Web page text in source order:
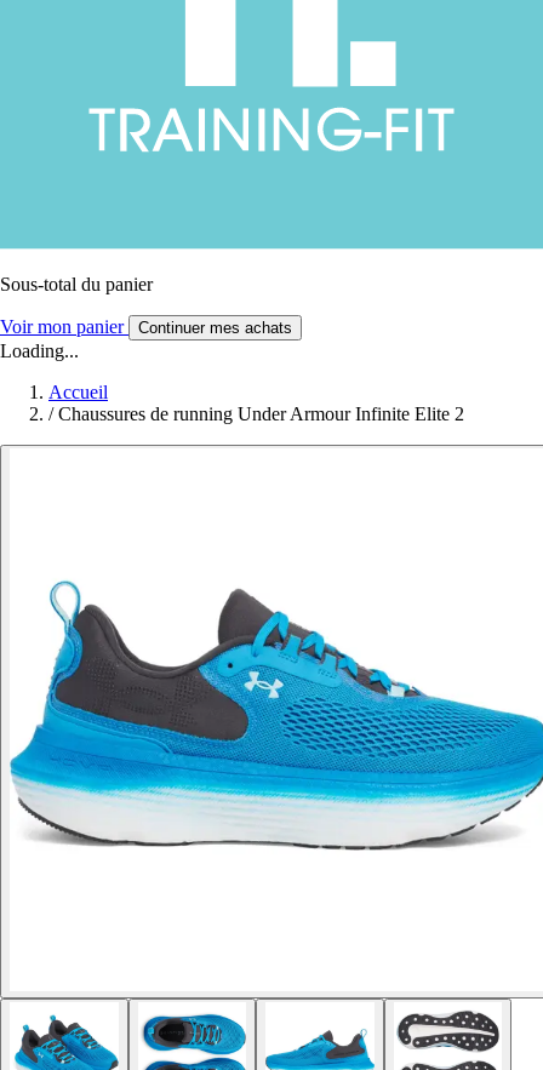
Sous-total du panier
Voir mon panier Continuer mes achats
Loading...
Accueil
/ Chaussures de running Under Armour Infinite Elite 2